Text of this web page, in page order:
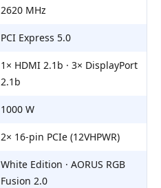
2620 MHz
PCI Express 5.0
1× HDMI 2.1b · 3× DisplayPort
2.1b
1000 W
2× 16-pin PCIe (12VHPWR)
White Edition · AORUS RGB
Fusion 2.0